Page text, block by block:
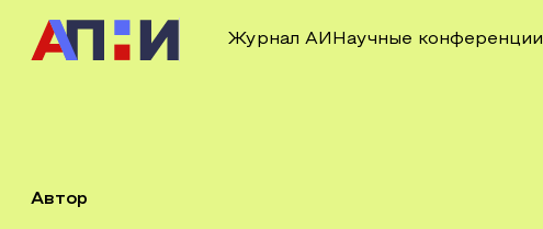
Журнал АИ Научные конференции
Автор